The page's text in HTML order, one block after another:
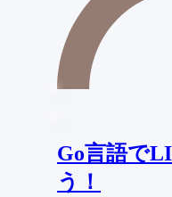
Go言語で
う！